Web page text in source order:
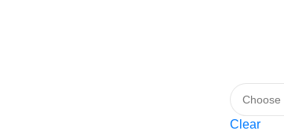
Clear